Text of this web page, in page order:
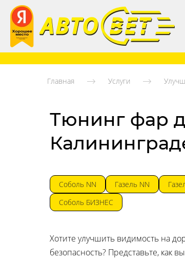
Главная Услуги
Тюнинг фар
Соболь NN Газель NN
Соболь БИЗНЕС
Хотите улучшить видимость на
безопасность? Представьте, как